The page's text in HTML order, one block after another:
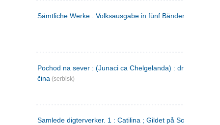
Sämtliche Werke : Volksausgabe in fünf Bänden
Pochod na sever : (Junaci ca Chelgelanda) : drama u četiri
čina (serbisk)
Samlede digterverker. 1 : Catilina ; Gildet på Solhaug ; Fru